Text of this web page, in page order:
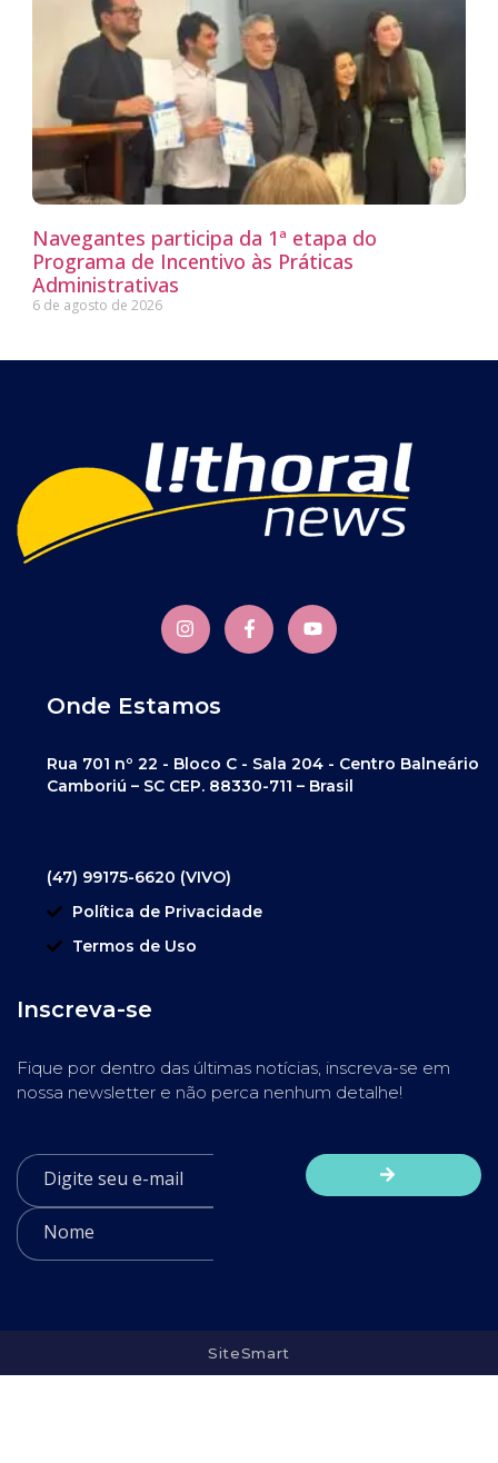
Navegantes participa da 1ª etapa do
Programa de Incentivo às Práticas
Administrativas
6 de agosto de 2026
Onde Estamos
Rua 701 nº 22 - Bloco C - Sala 204 - Centro Balneário
Camboriú – SC CEP. 88330-711 – Brasil
(47) 99175-6620 (VIVO)
Política de Privacidade
Termos de Uso
Inscreva-se
Fique por dentro das últimas notícias, inscreva-se em
nossa newsletter e não perca nenhum detalhe!
SiteSmart